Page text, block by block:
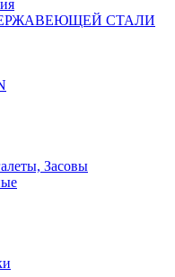
СТАЛИ
Засовы